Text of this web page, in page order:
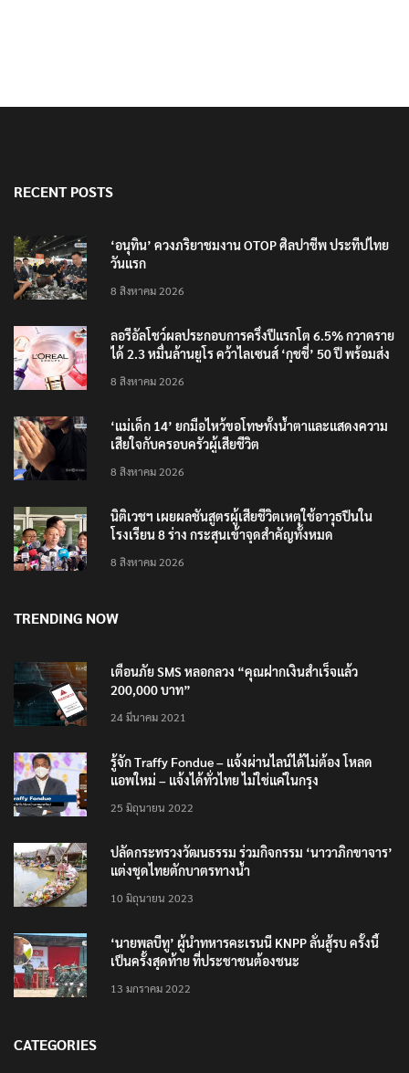
RECENT POSTS
‘อนุทิน’ ควงภริยาชมงาน OTOP ศิลปาชีพ ประทีปไทย
วันแรก
8 สิงหาคม 2026
ลอรีอัลโชว์ผลประกอบการครึ่งปีแรกโต 6.5% กวาดราย
ได้ 2.3 หมื่นล้านยูโร คว้าไลเซนส์ ‘กุชชี่’ 50 ปี พร้อมส่ง
8 สิงหาคม 2026
‘แม่เด็ก 14’ ยกมือไหว้ขอโทษทั้งน้ำตาและแสดงความ
เสียใจกับครอบครัวผู้เสียชีวิต
8 สิงหาคม 2026
นิติเวชฯ เผยผลชันสูตรผู้เสียชีวิตเหตุใช้อาวุธปืนใน
โรงเรียน 8 ร่าง กระสุนเข้าจุดสำคัญทั้งหมด
8 สิงหาคม 2026
TRENDING NOW
เตือนภัย SMS หลอกลวง “คุณฝากเงินสำเร็จแล้ว
200,000 บาท”
24 มีนาคม 2021
รู้จัก Traffy Fondue – แจ้งผ่านไลน์ได้ไม่ต้อง โหลด
แอพใหม่ – แจ้งได้ทั่วไทย ไม่ใช่แค่ในกรุง
25 มิถุนายน 2022
ปลัดกระทรวงวัฒนธรรม ร่วมกิจกรรม ‘นาวาภิกขาจาร’
แต่งชุดไทยตักบาตรทางน้ำ
10 มิถุนายน 2023
‘นายพลบีทู’ ผู้นำทหารคะเรนนี KNPP ลั่นสู้รบ ครั้งนี้
เป็นครั้งสุดท้าย ที่ประชาชนต้องชนะ
13 มกราคม 2022
CATEGORIES